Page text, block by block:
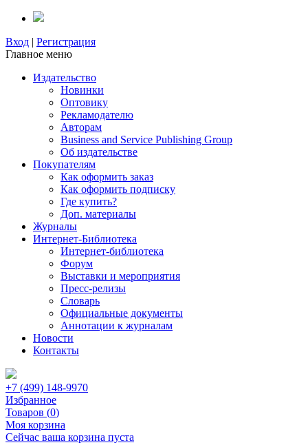
Вход | Регистрация
Главное меню
Издательство
Новинки
Оптовику
Рекламодателю
Авторам
Business and Service Publishing Group
Об издательстве
Покупателям
Как оформить заказ
Как оформить подписку
Где купить?
Доп. материалы
Журналы
Интернет-Библиотека
Интернет-библиотека
Форум
Выставки и мероприятия
Пресс-релизы
Словарь
Официальные документы
Аннотации к журналам
Новости
Контакты
+7 (499) 148-9970
Избранное
Товаров (0)
Моя корзина
Сейчас ваша корзина пуста